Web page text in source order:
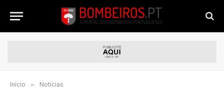
Início » Notícias